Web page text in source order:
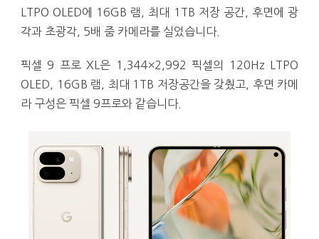
LTPO OLED에 16GB 램, 최대 1TB 저장 공간, 후면에 광
각과 초광각, 5배 줌 카메라를 실었습니다.
픽셀 9 프로 XL은 1,344×2,992 픽셀의 120Hz LTPO
OLED, 16GB 램, 최대 1TB 저장공간을 갖췄고, 후면 카메
라 구성은 픽셀 9프로와 같습니다.